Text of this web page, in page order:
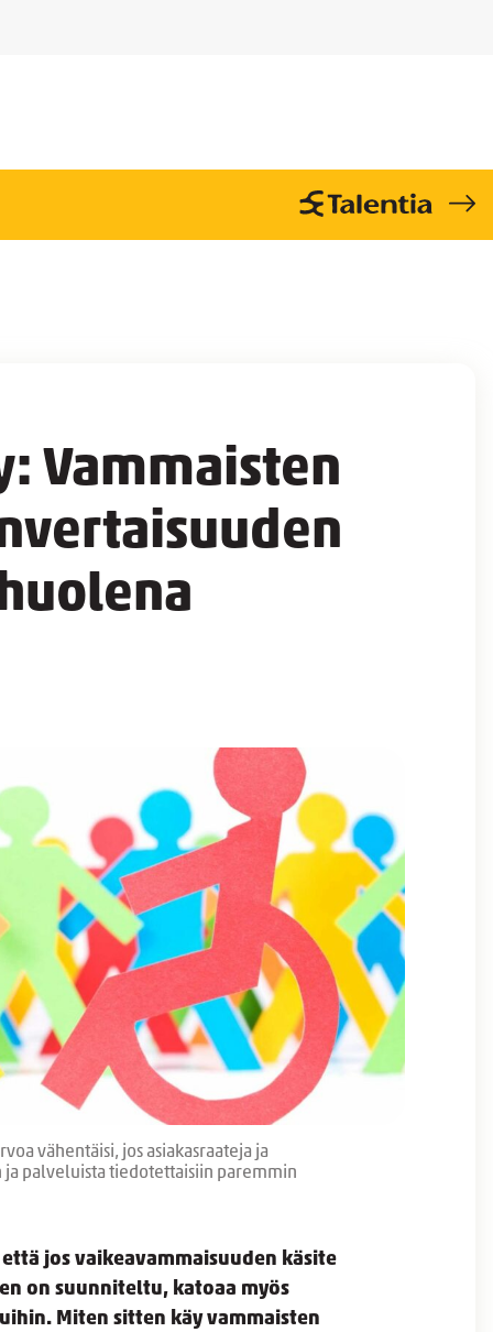
Vammaisten
vähentäisi, jos asiakasraateja ja
ja palveluista tiedotettaisiin paremmin
jos vaikeavammaisuuden käsite
on suunniteltu, katoaa myös
Miten sitten käy vammaisten